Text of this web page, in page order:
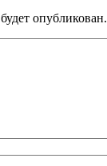
опубликован.